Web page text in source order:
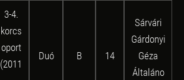
3-4.
korcs
oport
(2011
Duó B 14
Sárvári
Gárdonyi
Géza
Általáno